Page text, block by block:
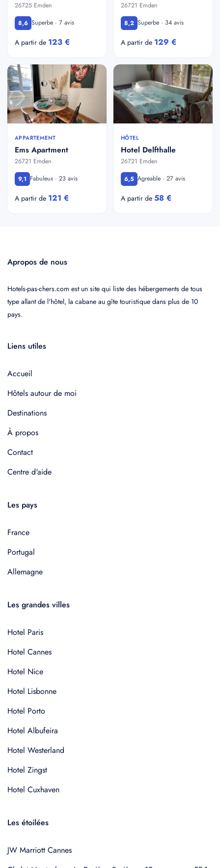
26725 Emden
8,6 Superbe · 7 avis
A partir de 123 €
26721 Emden
8,2 Superbe · 34 avis
A partir de 129 €
APPARTEMENT
Ems Apartment
26721 Emden
9,1 Fabuleux · 23 avis
A partir de 121 €
HÔTEL
Hotel Delfthalle
26721 Emden
6,5 Agreable · 27 avis
A partir de 58 €
Apropos de nous
Hotels-pas-chers.com est un site qui liste des hébergements de tous
type allant de l'hôtel, la cabane au gîte touristique dans plus de 10
pays.
Liens utiles
Accueil
Hôtels autour de moi
Destinations
À propos
Contact
Centre d'aide
Les pays
France
Portugal
Allemagne
Les grandes villes
Hotel Paris
Hotel Cannes
Hotel Nice
Hotel Lisbonne
Hotel Porto
Hotel Albufeira
Hotel Westerland
Hotel Zingst
Hotel Cuxhaven
Les étoilées
JW Marriott Cannes